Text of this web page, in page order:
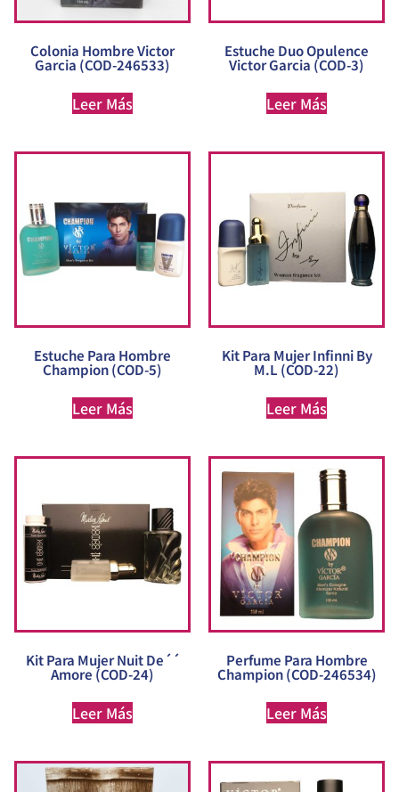
Colonia Hombre Victor
Garcia (COD-246533)
Leer Más
Estuche Duo Opulence
Victor Garcia (COD-3)
Leer Más
Estuche Para Hombre
Champion (COD-5)
Leer Más
Kit Para Mujer Infinni By
M.L (COD-22)
Leer Más
Kit Para Mujer Nuit De´´
Amore (COD-24)
Leer Más
Perfume Para Hombre
Champion (COD-246534)
Leer Más